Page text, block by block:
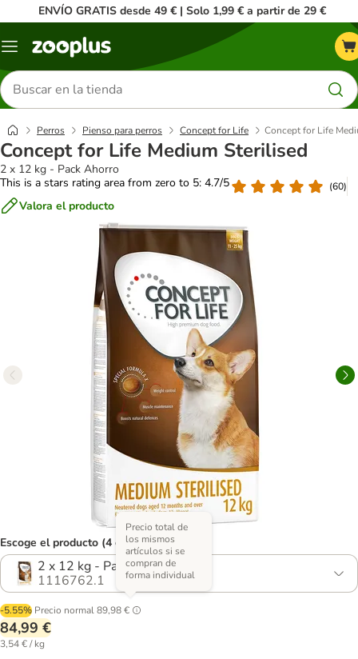
ENVÍO GRATIS desde 49 € | Solo 1,99 € a partir de 29 €
Menú
Buscar
productos
Perros Pienso para perros Concept for Life Concept for Life
Concept for Life Medium Sterilised
2 x 12 kg - Pack Ahorro
This is a stars rating area from zero to 5: 4.7/5
(60)
Valora el producto
Escoge el producto (4 opciones)
2 x 12 kg - Pack Ahorro
1116762.1
-5.55% Precio normal89,98 €
Precio total de
los mismos
artículos si se
compran de
forma individual
84,99 €
3,54 € / kg